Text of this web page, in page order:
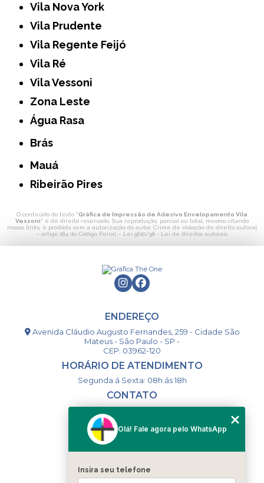
Vila Nova York
Vila Prudente
Vila Regente Feijó
Vila Ré
Vila Vessoni
Zona Leste
Água Rasa
Brás
Mauá
Ribeirão Pires
O conteúdo do texto "Gráfica de Impressão de Adesivo Envelopamento Vila
Vessoni" é de direito reservado. Sua reprodução, parcial ou total, mesmo citando
nossos links, é proibida sem a autorização do autor. Crime de violação de direito autoral
– artigo 184 do Código Penal – Lei 9610/98 - Lei de direitos autorais.
ENDEREÇO
Avenida Cláudio Augusto Fernandes, 259 - Cidade São
Mateus - São Paulo - SP -
CEP: 03962-120
HORÁRIO DE ATENDIMENTO
Segunda á Sexta: 08h ás 18h
CONTATO
(11) 98993-9556
togsm1@gmail.com
MENU
Olá! Fale agora pelo WhatsApp
Insira seu telefone